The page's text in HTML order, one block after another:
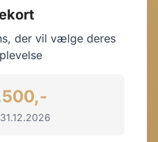
der vil vælge deres